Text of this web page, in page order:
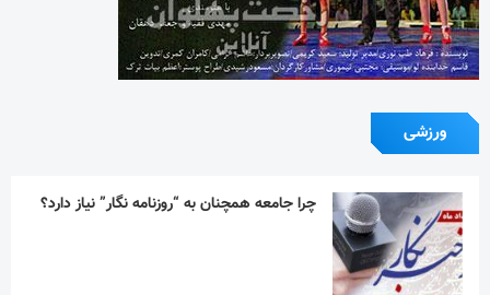
ورزشی
چرا جامعه همچنان به “روزنامه نگار” نیاز دارد؟